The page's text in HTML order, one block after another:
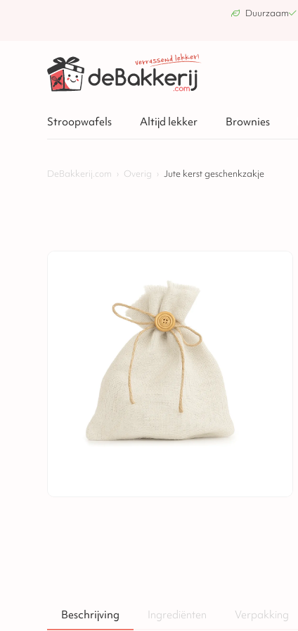
Duurzaam
Stroopwafels Altijd lekker Brownies
DeBakkerij.com › Overig › Jute kerst geschenkzakje
Beschrijving Ingrediënten Verpakking